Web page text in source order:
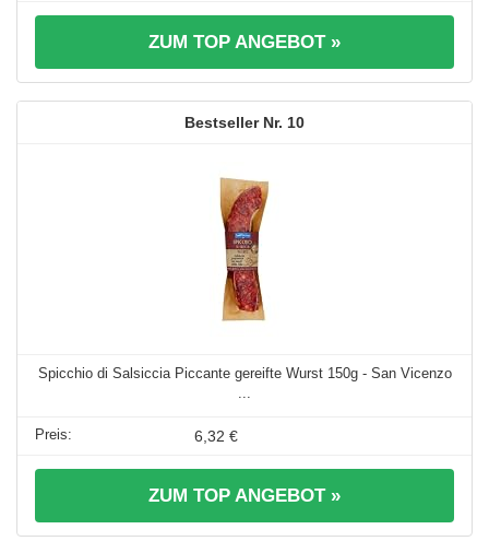
ZUM TOP ANGEBOT »
10
Spicchio di Salsiccia Piccante gereifte Wurst 150g - San Vicenzo
6,32 €
ZUM TOP ANGEBOT »